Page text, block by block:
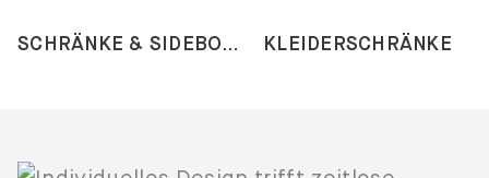
SCHRÄNKE & SIDEBOARDS KLEIDERSCHRÄNKE